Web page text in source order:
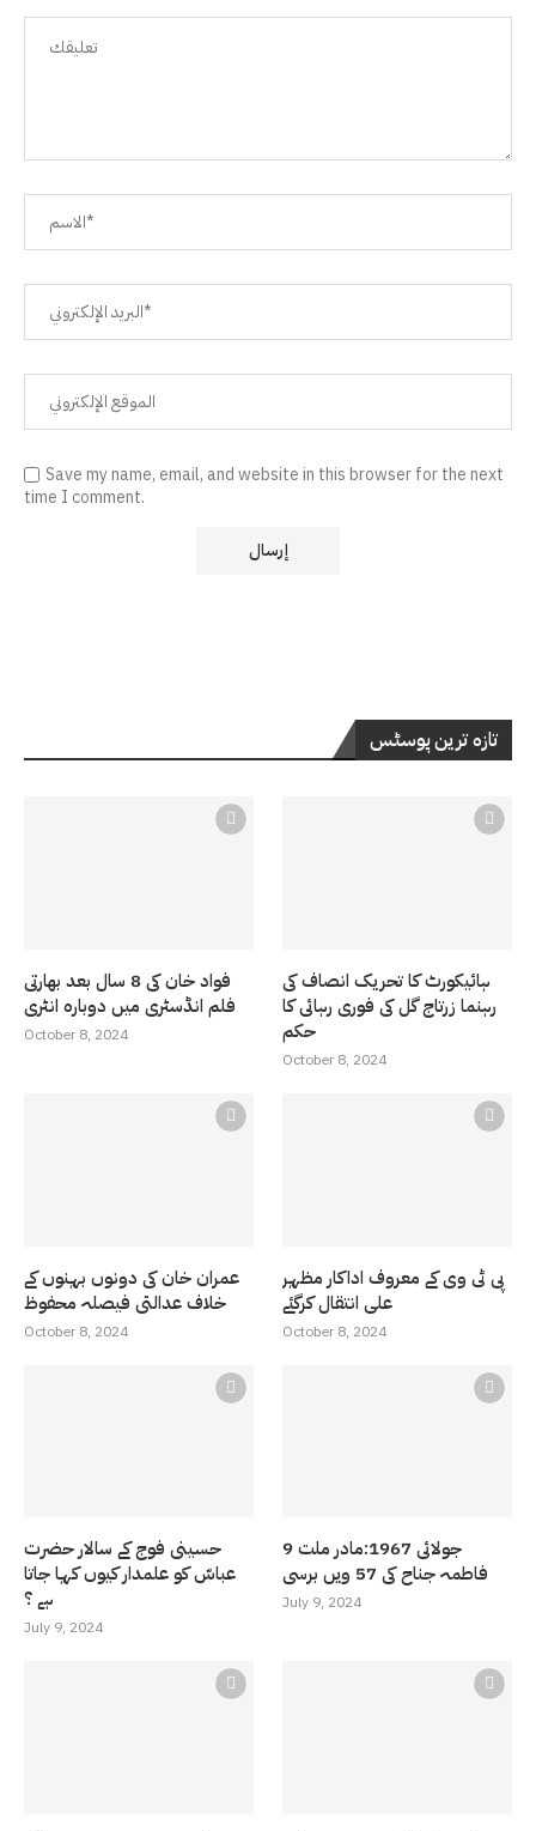
Save my name, email, and website in this browser for the next
time I comment.
تازہ ترین پوسٹس
فواد خان کی 8 سال بعد بھارتی
فلم انڈسٹری میں دوبارہ انٹری
October 8, 2024
ہائیکورٹ کا تحریک انصاف کی
رہنما زرتاج گل کی فوری رہائی کا
حکم
October 8, 2024
عمران خان کی دونوں بہنوں کے
خلاف عدالتی فیصلہ محفوظ
October 8, 2024
پی ٹی وی کے معروف اداکار مظہر
علی انتقال کرگئے
October 8, 2024
حسینی فوج کے سالار حضرت
عباسّ کو علمدار کیوں کہا جاتا
ہے ؟
July 9, 2024
9 جولائی 1967:مادر ملت
فاطمہ جناح کی 57 ویں برسی
July 9, 2024